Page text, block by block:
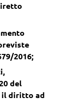
2016;
del
il diritto ad